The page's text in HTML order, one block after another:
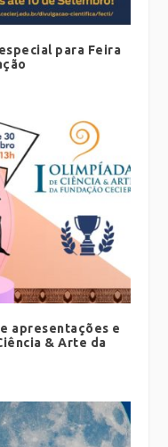
para Feira
apresentações e
& Arte da